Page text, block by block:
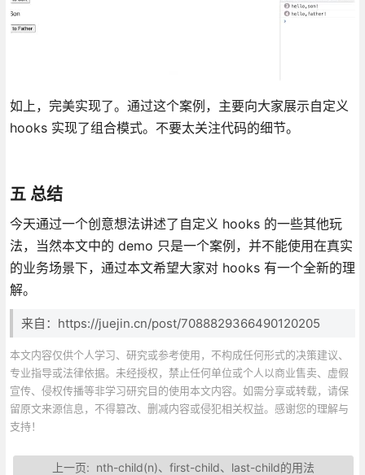
如上，完美实现了。通过这个案例，主要向大家展示自定义
hooks 实现了组合模式。不要太关注代码的细节。
五 总结
今天通过一个创意想法讲述了自定义 hooks 的一些其他玩
法，当然本文中的 demo 只是一个案例，并不能使用在真实
的业务场景下，通过本文希望大家对 hooks 有一个全新的理
解。
来自：https://juejin.cn/post/7088829366490120205
本文内容仅供个人学习、研究或参考使用，不构成任何形式的决策建议、
专业指导或法律依据。未经授权，禁止任何单位或个人以商业售卖、虚假
宣传、侵权传播等非学习研究目的使用本文内容。如需分享或转载，请保
留原文来源信息，不得篡改、删减内容或侵犯相关权益。感谢您的理解与
支持！
上一页: nth-child(n)、first-child、last-child的用法